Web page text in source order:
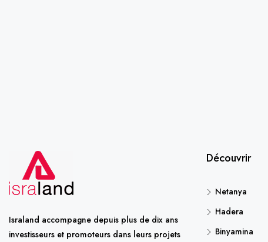
Israland accompagne depuis plus de dix ans
investisseurs et promoteurs dans leurs projets
Découvrir
Netanya
Hadera
Binyamina